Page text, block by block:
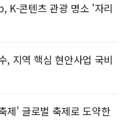
K-콘텐츠 관광 명소 '자리
, 지역 핵심 현안사업 국비
제' 글로벌 축제로 도약한